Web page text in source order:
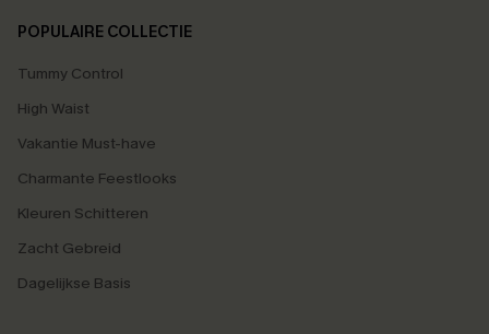
POPULAIRE COLLECTIE
Tummy Control
High Waist
Vakantie Must-have
Charmante Feestlooks
Kleuren Schitteren
Zacht Gebreid
Dagelijkse Basis